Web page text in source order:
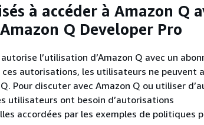
à accéder à Amazon Q
Q Developer Pro
l’utilisation d’Amazon Q avec un
ces autorisations, les utilisateurs ne peuvent
Pour discuter avec Amazon Q ou utiliser
utilisateurs ont besoin d’autorisations
accordées par les exemples de politiques